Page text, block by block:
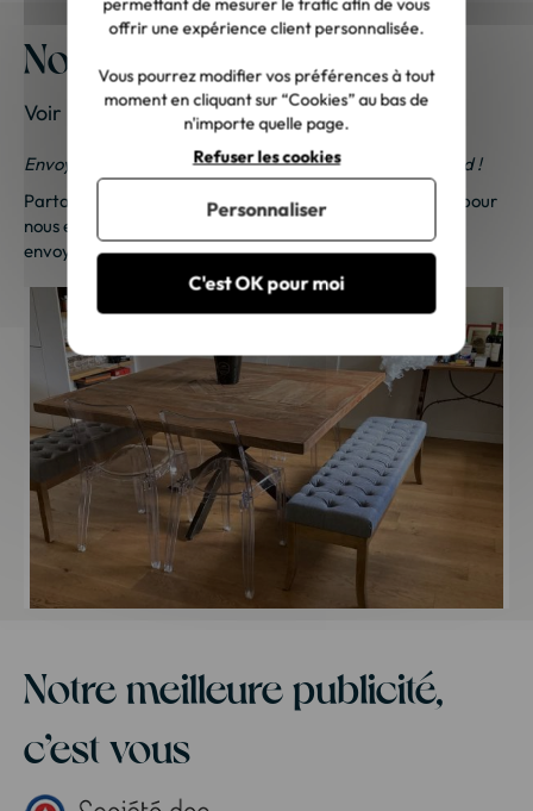
Nos meubles chez vous
Voir les photos de nos clients
Envoyez-nous vos photos ; une petite surprise vous attend !
Partagez vos photos et recevez une surprise !
pour
nous envoyer vos photos. Une petite attention vous sera
envoyée sous 48h à 72h ouvrées. Merci de votre fidélité !
Notre meilleure publicité,
c’est vous
offrir une expérience client personnalisée.
Vous pourrez modifier vos préférences à tout
moment en cliquant sur “Cookies” au bas de
n'importe quelle page.
C'est OK pour moi
Refuser les cookies
Personnaliser